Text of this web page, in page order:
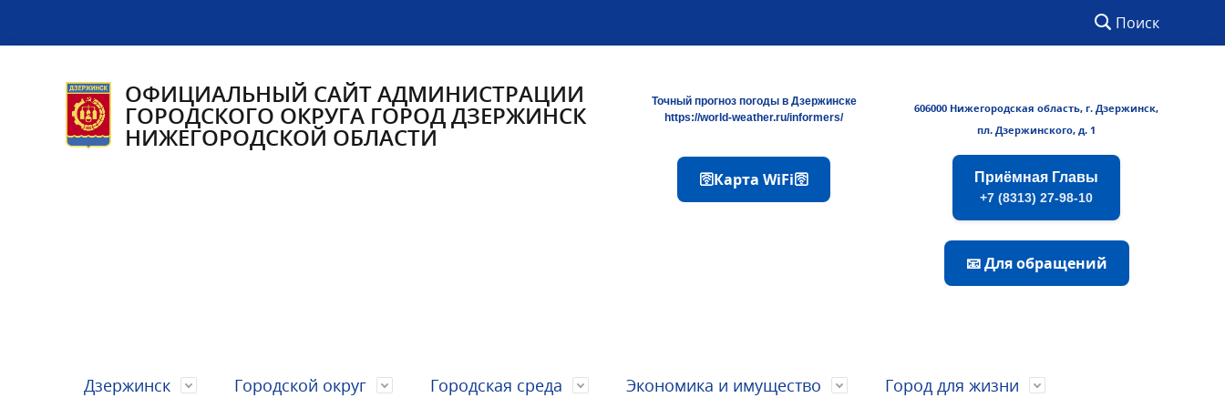
Поиск
ОФИЦИАЛЬНЫЙ САЙТ АДМИНИСТРАЦИИ
ГОРОДСКОГО ОКРУГА ГОРОД ДЗЕРЖИНСК
НИЖЕГОРОДСКОЙ ОБЛАСТИ
Точный прогноз погоды в Дзержинске
https://world-weather.ru/informers/
🛜Карта WiFi🛜
606000 Нижегородская область, г. Дзержинск,
пл. Дзержинского, д. 1
Приёмная Главы
+7 (8313) 27-98-10
📧 Для обращений
Дзержинск Городской округ Городская среда Экономика и имущество Город для жизни